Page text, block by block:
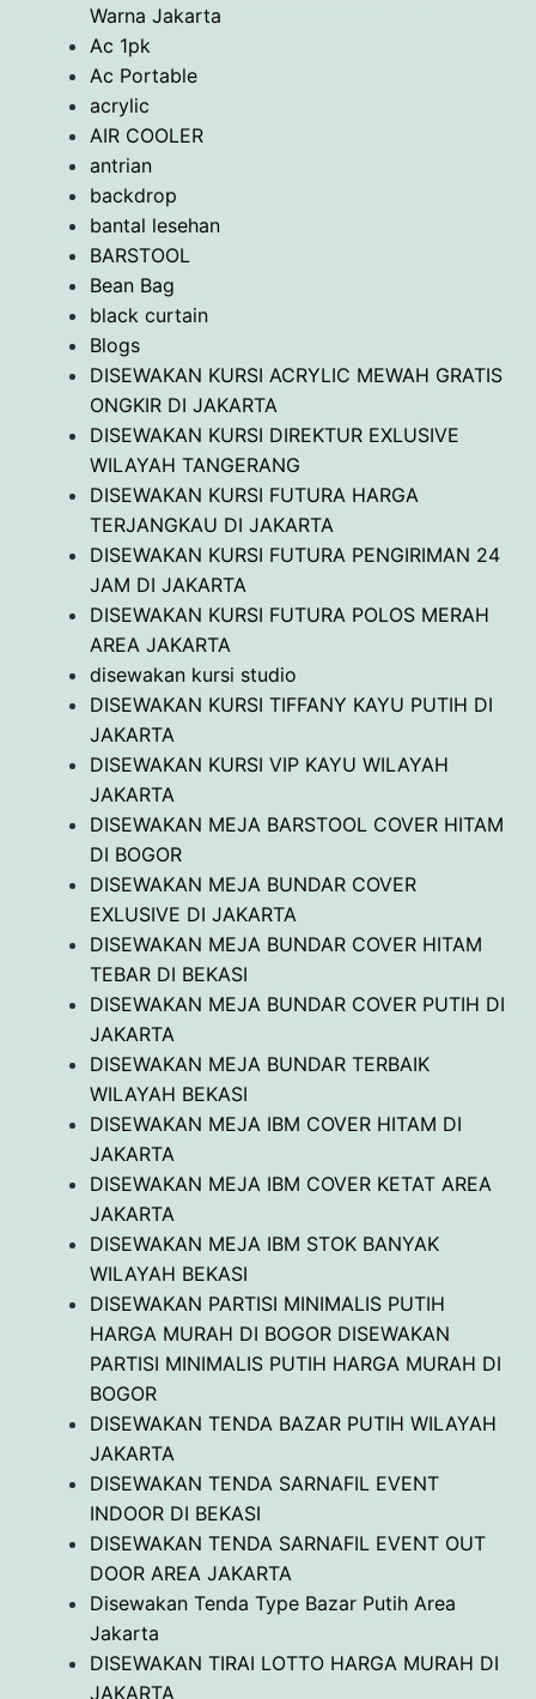
Warna Jakarta
Ac 1pk
Ac Portable
acrylic
AIR COOLER
antrian
backdrop
bantal lesehan
BARSTOOL
Bean Bag
black curtain
Blogs
DISEWAKAN KURSI ACRYLIC MEWAH GRATIS
ONGKIR DI JAKARTA
DISEWAKAN KURSI DIREKTUR EXLUSIVE
WILAYAH TANGERANG
DISEWAKAN KURSI FUTURA HARGA
TERJANGKAU DI JAKARTA
DISEWAKAN KURSI FUTURA PENGIRIMAN 24
JAM DI JAKARTA
DISEWAKAN KURSI FUTURA POLOS MERAH
AREA JAKARTA
disewakan kursi studio
DISEWAKAN KURSI TIFFANY KAYU PUTIH DI
JAKARTA
DISEWAKAN KURSI VIP KAYU WILAYAH
JAKARTA
DISEWAKAN MEJA BARSTOOL COVER HITAM
DI BOGOR
DISEWAKAN MEJA BUNDAR COVER
EXLUSIVE DI JAKARTA
DISEWAKAN MEJA BUNDAR COVER HITAM
TEBAR DI BEKASI
DISEWAKAN MEJA BUNDAR COVER PUTIH DI
JAKARTA
DISEWAKAN MEJA BUNDAR TERBAIK
WILAYAH BEKASI
DISEWAKAN MEJA IBM COVER HITAM DI
JAKARTA
DISEWAKAN MEJA IBM COVER KETAT AREA
JAKARTA
DISEWAKAN MEJA IBM STOK BANYAK
WILAYAH BEKASI
DISEWAKAN PARTISI MINIMALIS PUTIH
HARGA MURAH DI BOGOR DISEWAKAN
PARTISI MINIMALIS PUTIH HARGA MURAH DI
BOGOR
DISEWAKAN TENDA BAZAR PUTIH WILAYAH
JAKARTA
DISEWAKAN TENDA SARNAFIL EVENT
INDOOR DI BEKASI
DISEWAKAN TENDA SARNAFIL EVENT OUT
DOOR AREA JAKARTA
Disewakan Tenda Type Bazar Putih Area
Jakarta
DISEWAKAN TIRAI LOTTO HARGA MURAH DI
JAKARTA